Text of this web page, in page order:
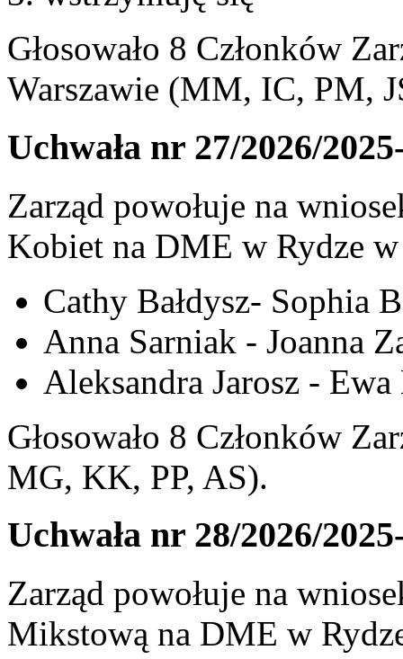
Głosowało 8 Członków
Warszawie (MM, IC, PM,
Uchwała nr 27/2026/
Zarząd powołuje na
Kobiet na DME w Rydze w
Cathy Bałdysz- Sophia
Anna Sarniak - Joanna
Aleksandra Jarosz -
Głosowało 8 Członków
MG, KK, PP, AS).
Uchwała nr 28/2026/
Zarząd powołuje na
Mikstową na DME w